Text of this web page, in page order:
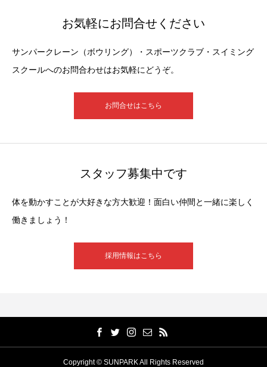
お気軽にお問合せください
サンパークレーン（ボウリング）・スポーツクラブ・スイミング
スクールへのお問合わせはお気軽にどうぞ。
お問合せはこちら
スタッフ募集中です
体を動かすことが大好きな方大歓迎！面白い仲間と一緒に楽しく
働きましょう！
採用情報はこちら
Copyright © SUNPARK All Rights Reserved